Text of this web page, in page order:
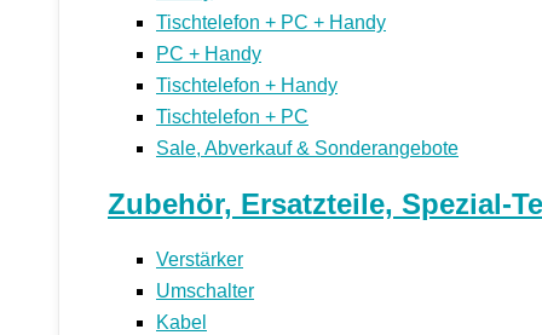
Tischtelefon + PC + Handy
PC + Handy
Tischtelefon + Handy
Tischtelefon + PC
Sale, Abverkauf & Sonderangebote
Zubehör, Ersatzteile, Spezial-
Verstärker
Umschalter
Kabel